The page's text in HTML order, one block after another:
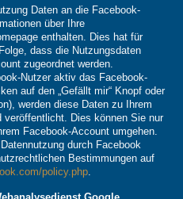
Daten an die Facebook-
über Ihre
enthalten. Dies hat für
dass die Nutzungsdaten
zugeordnet werden.
Nutzer aktiv das Facebook-
auf den „Gefällt mir“ Knopf oder
werden diese Daten zu Ihrem
veröffentlicht. Dies können Sie nur
Facebook-Account umgehen.
durch Facebook
Bestimmungen auf
policy.php.